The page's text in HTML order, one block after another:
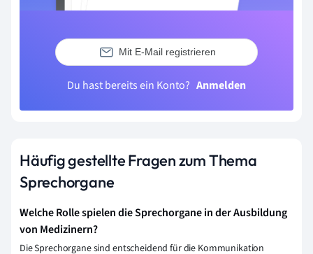
Mit E-Mail registrieren
Du hast bereits ein Konto? Anmelden
Häufig gestellte Fragen zum Thema
Sprechorgane
Welche Rolle spielen die Sprechorgane in der Ausbildung
von Medizinern?
Die Sprechorgane sind entscheidend für die Kommunikation